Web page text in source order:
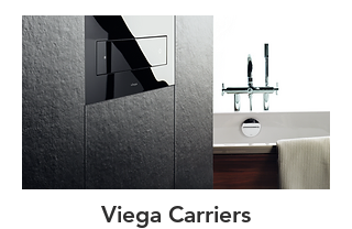
Viega Carriers